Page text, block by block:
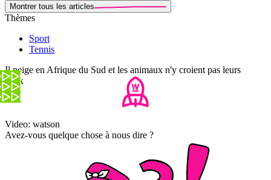
Montrer tous les articles
Thèmes
Sport
Tennis
Il neige en Afrique du Sud et les animaux n'y croient pas leurs
yeux
Video: watson
Avez-vous quelque chose à nous dire ?